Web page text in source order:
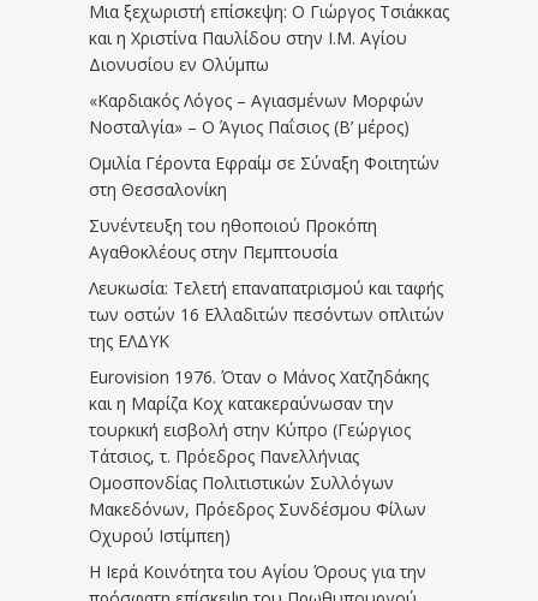
Μια ξεχωριστή επίσκεψη: Ο Γιώργος Τσιάκκας
και η Χριστίνα Παυλίδου στην Ι.Μ. Αγίου
Διονυσίου εν Ολύμπω
«Καρδιακός Λόγος – Αγιασμένων Μορφών
Νοσταλγία» – Ο Άγιος Παΐσιος (Β’ μέρος)
Ομιλία Γέροντα Εφραίμ σε Σύναξη Φοιτητών
στη Θεσσαλονίκη
Συνέντευξη του ηθοποιού Προκόπη
Αγαθοκλέους στην Πεμπτουσία
Λευκωσία: Τελετή επαναπατρισμού και ταφής
των οστών 16 Ελλαδιτών πεσόντων οπλιτών
της ΕΛΔΥΚ
Eurovision 1976. Όταν ο Μάνος Χατζηδάκης
και η Μαρίζα Κοχ κατακεραύνωσαν την
τουρκική εισβολή στην Κύπρο (Γεώργιος
Τάτσιος, τ. Πρόεδρος Πανελλήνιας
Ομοσπονδίας Πολιτιστικών Συλλόγων
Μακεδόνων, Πρόεδρος Συνδέσμου Φίλων
Οχυρού Ιστίμπεη)
Η Ιερά Κοινότητα του Αγίου Όρους για την